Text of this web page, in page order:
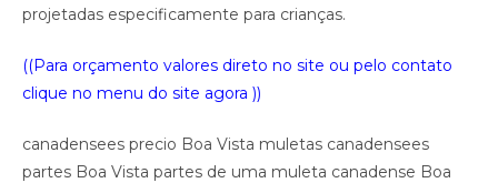
projetadas especificamente para crianças.
((Para orçamento valores direto no site ou pelo contato
clique no menu do site agora ))
canadensees precio Boa Vista muletas canadensees
partes Boa Vista partes de uma muleta canadense Boa